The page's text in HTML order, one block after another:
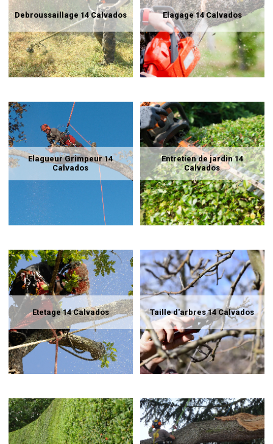
Debroussaillage 14 Calvados Elagage 14 Calvados
Elagueur Grimpeur 14
Calvados
Entretien de jardin 14
Calvados
Etetage 14 Calvados Taille d'arbres 14 Calvados